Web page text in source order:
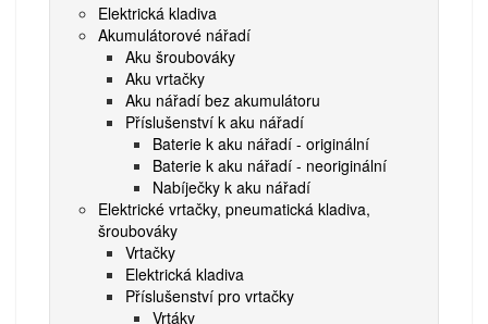
Elektrická kladiva
Akumulátorové nářadí
Aku šroubováky
Aku vrtačky
Aku nářadí bez akumulátoru
Příslušenství k aku nářadí
Baterie k aku nářadí - originální
Baterie k aku nářadí - neoriginální
Nabíječky k aku nářadí
Elektrické vrtačky, pneumatická kladiva,
šroubováky
Vrtačky
Elektrická kladiva
Příslušenství pro vrtačky
Vrtáky